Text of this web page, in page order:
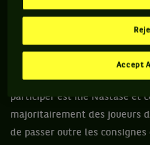
soutien de la jeune
professionnels, l’ATP, qui
légitimité face à la fédé. Au
membres de l’ATP, décident
londonien en solidarité avec
participer est Ilie Nastase et
majoritairement des joueurs
de passer outre les consignes
Accept